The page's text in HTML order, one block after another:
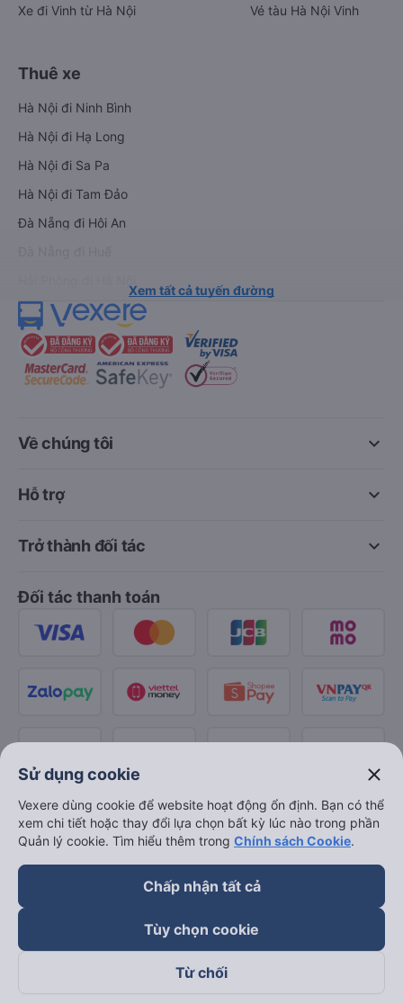
Xe đi Vinh từ Hà Nội
Vé tàu Hà Nội Vinh
Thuê xe
Hà Nội đi Ninh Bình
Hà Nội đi Hạ Long
Hà Nội đi Sa Pa
Hà Nội đi Tam Đảo
Đà Nẵng đi Hội An
Xem tất cả tuyến đường
keyboard_arrow_down
Về chúng tôi
keyboard_arrow_down
Hỗ trợ
keyboard_arrow_down
Trở thành đối tác
Đối tác thanh toán
Sử dụng cookie close
Vexere dùng cookie để website hoạt động ổn định. Bạn có thể
xem chi tiết hoặc thay đổi lựa chọn bất kỳ lúc nào trong phần
Quản lý cookie. Tìm hiểu thêm trong Chính sách Cookie.
Chấp nhận tất cả
Tùy chọn cookie
Từ chối